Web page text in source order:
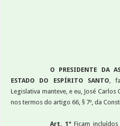
O PRESIDENTE DA
ESTADO DO ESPÍRITO SANTO ,
Legislativa manteve, e eu, José
nos termos do artigo 66, § 7º, da
Art. 1ºFicam